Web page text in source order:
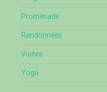
Promenade
Randonnées
Visites
Yoga